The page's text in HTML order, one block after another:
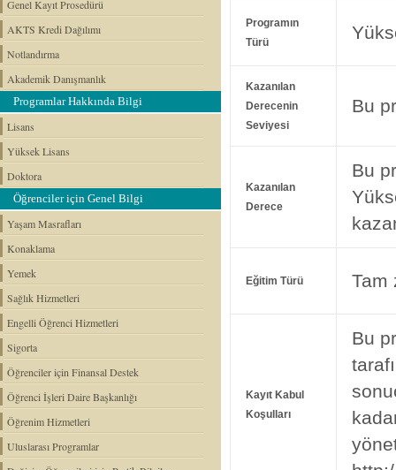
Genel Kayıt Prosedürü
AKTS Kredi Dağılımı
Notlandırma
Akademik Danışmanlık
Programlar Hakkında Bilgi
Lisans
Yüksek Lisans
Doktora
Öğrenciler için Genel Bilgi
Yaşam Masrafları
Konaklama
Yemek
Sağlık Hizmetleri
Engelli Öğrenci Hizmetleri
Sigorta
Öğrenciler için Finansal Destek
Öğrenci İşleri Daire Başkanlığı
Öğrenim Hizmetleri
Uluslarası Programlar
Programın
Türü
Kazanılan
Derecenin
Seviyesi
Bu
Kazanılan
Derece
Bu
Eğitim Türü Tam
Kayıt Kabul
Koşulları
Bu